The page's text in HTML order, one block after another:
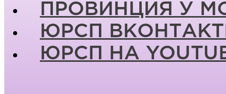
ПРОВИНЦИЯ У
ЮРСП
ЮРСП НА